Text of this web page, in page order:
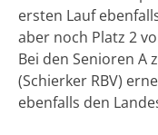
ersten Lauf
aber noch Platz 2
Bei den Senioren A
(Schierker RBV)
ebenfalls den